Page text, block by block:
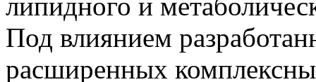
липидного и
Под влиянием
расширенных